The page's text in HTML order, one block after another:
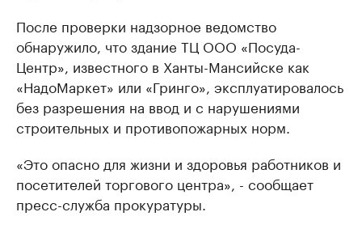
После проверки надзорное ведомство
обнаружило, что здание ТЦ ООО «Посуда-
Центр», известного в Ханты-Мансийске как
«НадоМаркет» или «Гринго», эксплуатировалось
без разрешения на ввод и с нарушениями
строительных и противопожарных норм.
«Это опасно для жизни и здоровья работников и
посетителей торгового центра», - сообщает
пресс-служба прокуратуры.